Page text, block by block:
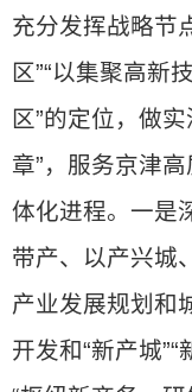
充分发挥战略节
区”“以集聚高新
区”的定位，做
章”，服务京津
体化进程。一是
带产、以产兴城
产业发展规划和
开发和“新产城”“